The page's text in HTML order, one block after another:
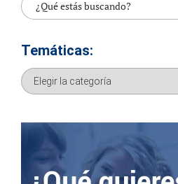
Temáticas:
Temáticas: